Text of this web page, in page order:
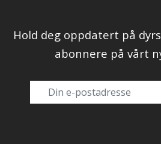
Hold deg oppdatert på
abonnere på vårt